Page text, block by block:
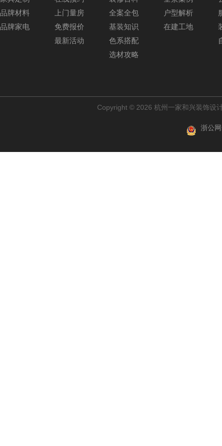
品牌材料
品牌家电
上门量房
免费报价
最新活动
全案全包
基装知识
色系搭配
选材攻略
户型解析
在建工地
Copyright © 2026 杭州一家和兴装饰设
浙公